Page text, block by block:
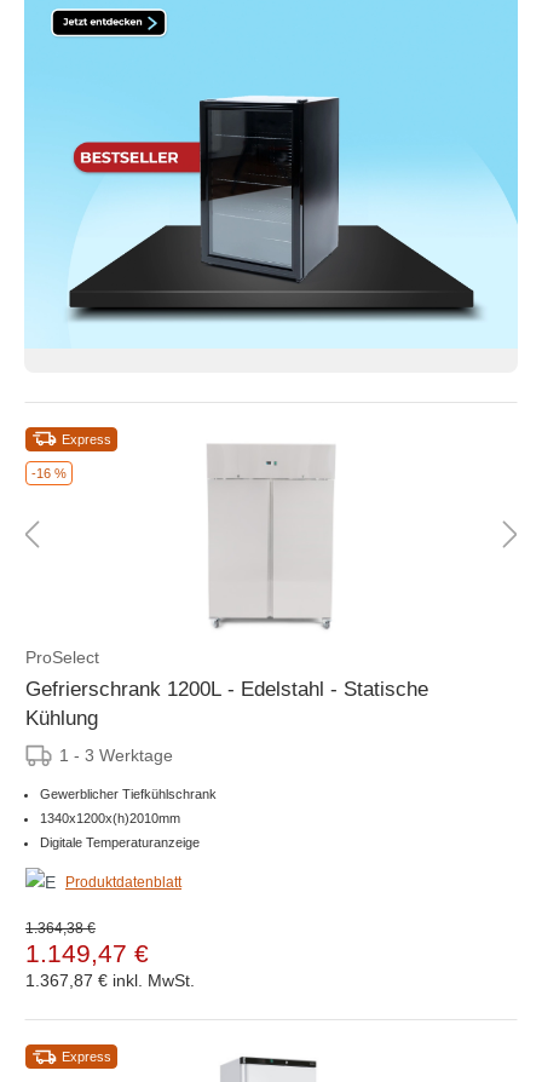
-16 %
Express
ProSelect
Gefrierschrank 1200L - Edelstahl - Statische
Kühlung
1 - 3 Werktage
Gewerblicher Tiefkühlschrank
1340x1200x(h)2010mm
Digitale Temperaturanzeige
Produktdatenblatt
1.364,38 €
1.149,47 €
1.367,87 € inkl. MwSt.
Express